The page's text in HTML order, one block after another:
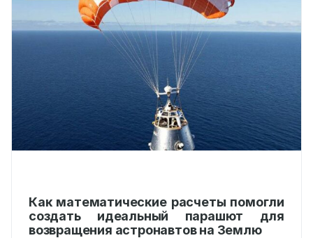
Как математические расчеты помогли
создать идеальный парашют для
возвращения астронавтов на Землю